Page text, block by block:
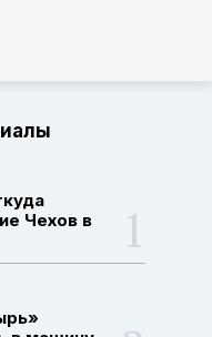
Чехов в